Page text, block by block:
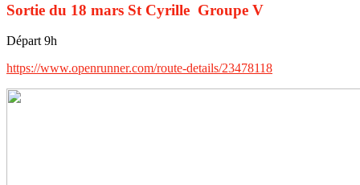
Sortie du 18 mars St Cyrille Groupe V
Départ 9h
https://www.openrunner.com/route-details/23478118